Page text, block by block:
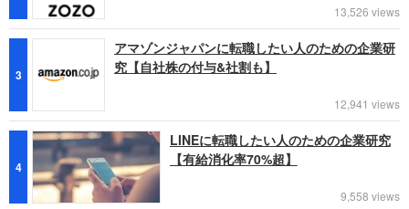
13,526 views
3
アマゾンジャパンに転職したい人のための企業研
究【自社株の付与&社割も】
12,941 views
4
LINEに転職したい人のための企業研究
【有給消化率70%超】
9,558 views